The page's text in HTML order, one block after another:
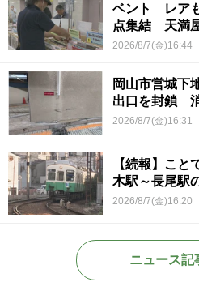
ベント レア
点集結 天満
2026/8/7(金)16:44
岡山市営城下
出口を封鎖
2026/8/7(金)16:31
【続報】こ
木駅～長尾駅
2026/8/7(金)16:20
ニュース記